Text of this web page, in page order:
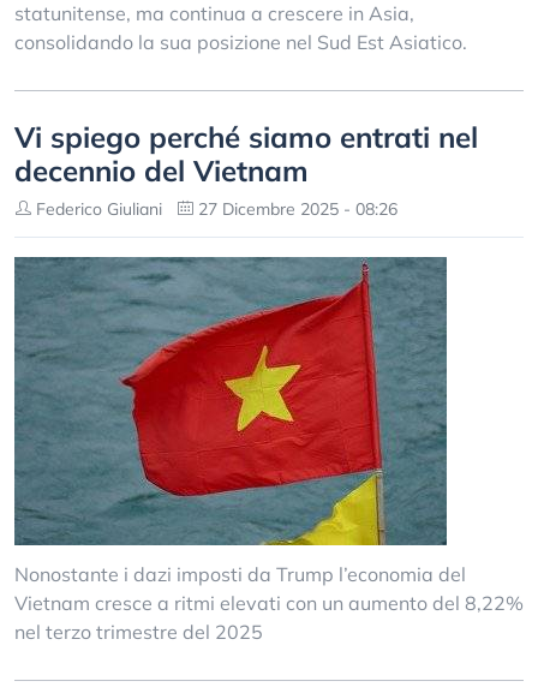
statunitense, ma continua a crescere in Asia,
consolidando la sua posizione nel Sud Est Asiatico.
Vi spiego perché siamo entrati nel
decennio del Vietnam
Federico Giuliani 27 Dicembre 2025 - 08:26
Nonostante i dazi imposti da Trump l’economia del
Vietnam cresce a ritmi elevati con un aumento del 8,22%
nel terzo trimestre del 2025